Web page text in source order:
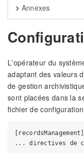
Annexes
L'opérateur du
adaptant des valeurs
de gestion
sont placées dans la
fichier de
[recordsManagement]